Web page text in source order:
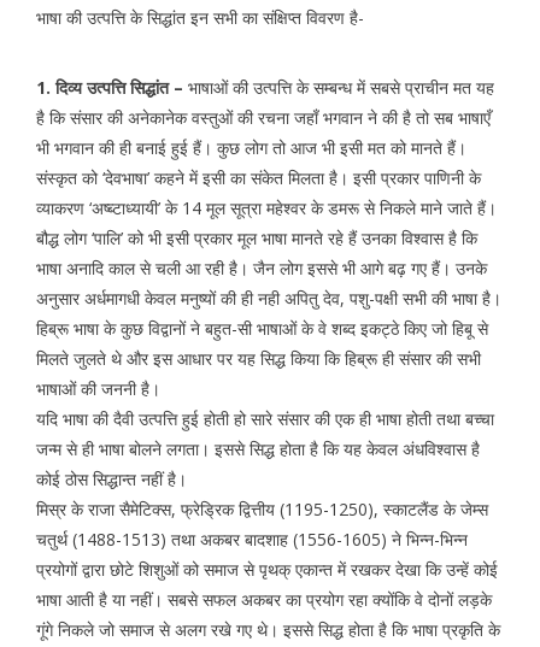
भाषा की उत्पत्ति के सिद्धांत इन सभी का संक्षिप्त विवरण है-
1. दिव्य उत्पत्ति सिद्धांत – भाषाओं की उत्पत्ति के सम्बन्ध में सबसे प्राचीन मत यह
है कि संसार की अनेकानेक वस्तुओं की रचना जहाँ भगवान ने की है तो सब भाषाएँ
भी भगवान की ही बनाई हुई हैं। कुछ लोग तो आज भी इसी मत को मानते हैं।
संस्कृत को ‘देवभाषा’ कहने में इसी का संकेत मिलता है। इसी प्रकार पाणिनी के
व्याकरण ‘अष्ब्टाध्यायी’ के 14 मूल सूत्रा महेश्वर के डमरू से निकले माने जाते हैं।
बौद्ध लोग ‘पालि’ को भी इसी प्रकार मूल भाषा मानते रहे हैं उनका विश्वास है कि
भाषा अनादि काल से चली आ रही है। जैन लोग इससे भी आगे बढ़ गए हैं। उनके
अनुसार अर्धमागधी केवल मनुष्यों की ही नही अपितु देव, पशु-पक्षी सभी की भाषा है।
हिब्रू भाषा के कुछ विद्वानों ने बहुत-सी भाषाओं के वे शब्द इकट्ठे किए जो हिबू से
मिलते जुलते थे और इस आधार पर यह सिद्ध किया कि हिब्रू ही संसार की सभी
भाषाओं की जननी है।
यदि भाषा की दैवी उत्पत्ति हुई होती हो सारे संसार की एक ही भाषा होती तथा बच्चा
जन्म से ही भाषा बोलने लगता। इससे सिद्ध होता है कि यह केवल अंधविश्वास है
कोई ठोस सिद्धान्त नहीं है।
मिस्र के राजा सैमेटिक्स, फ्रेड्रिक द्वित्तीय (1195-1250), स्काटलैंड के जेम्स
चतुर्थ (1488-1513) तथा अकबर बादशाह (1556-1605) ने भिन्न-भिन्न
प्रयोगों द्वारा छोटे शिशुओं को समाज से पृथक् एकान्त में रखकर देखा कि उन्हें कोई
भाषा आती है या नहीं। सबसे सफल अकबर का प्रयोग रहा क्योंकि वे दोनों लड़के
गूंगे निकले जो समाज से अलग रखे गए थे। इससे सिद्ध होता है कि भाषा प्रकृति के